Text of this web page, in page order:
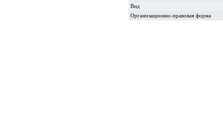
Вид
Организационно-правовая форма